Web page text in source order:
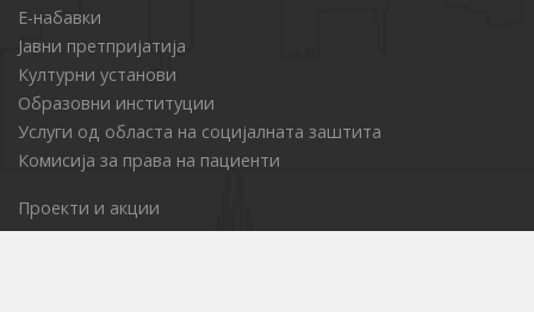
Е-набавки
Јавни претпријатија
Културни установи
Образовни институции
Услуги од областа на социјалната заштита
Комисија за права на пациенти
Проекти и акции
Стратегии